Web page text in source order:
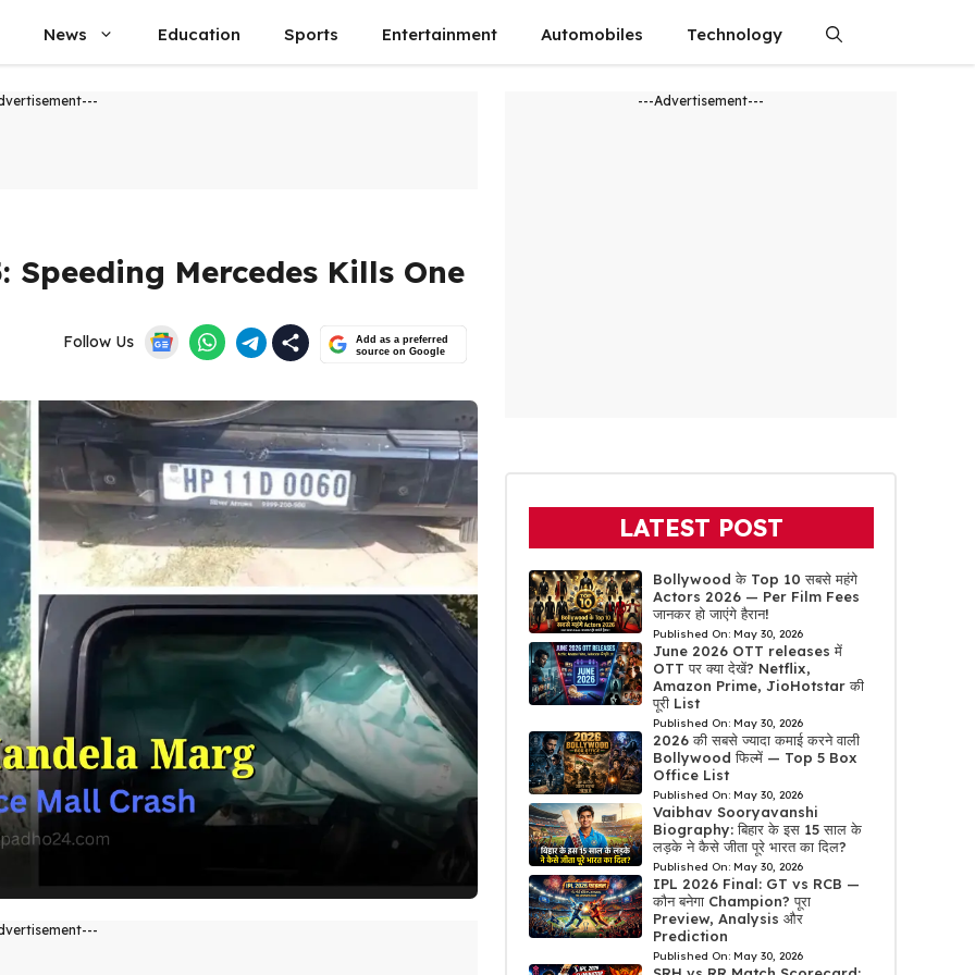
News Education Sports Entertainment Automobiles Technology
Speeding Mercedes Kills One
Follow Us
Add as a preferred
source on Google
---Advertisement---
LATEST POST
Bollywood के Top 10 सबसे महंगे
Actors 2026 — Per Film Fees
जानकर हो जाएंगे हैरान!
Published On: May 30, 2026
June 2026 OTT releases में
OTT पर क्या देखें? Netflix,
Amazon Prime, JioHotstar की
पूरी List
Published On: May 30, 2026
2026 की सबसे ज्यादा कमाई करने वाली
Bollywood फिल्में — Top 5 Box
Office List
Published On: May 30, 2026
Vaibhav Sooryavanshi
Biography: बिहार के इस 15 साल के
लड़के ने कैसे जीता पूरे भारत का दिल?
Published On: May 30, 2026
IPL 2026 Final: GT vs RCB —
कौन बनेगा Champion? पूरा
Preview, Analysis और
Prediction
Published On: May 30, 2026